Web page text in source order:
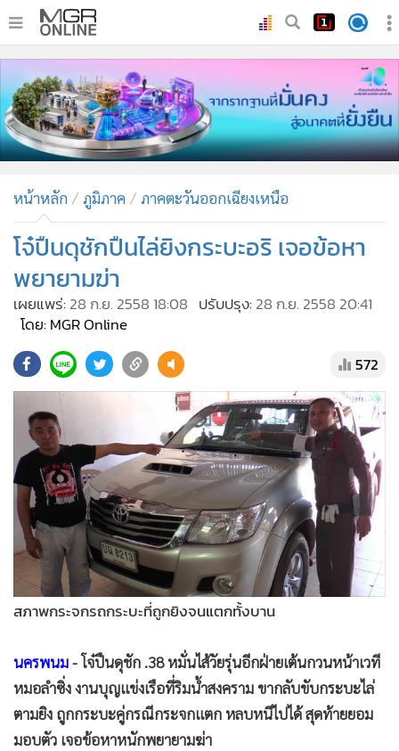
• ทันเหตุการณ์
• ภาคใต้
• ภูมิภาค
• บันเทิง
• ผู้จัดการรายวัน
• คอลัมนิสต์
• ละคร
CbizReview
• ผู้จัดกวน
Good health & Well-being
Green Innovation & SD
Management & HR
• MGR Live
• Infographic
การเมือง
ท่องเที่ยว
• กีฬา
• ต่างประเทศ
Special Scoop
เศรษฐกิจ-ธุรกิจ
จีน
ชุมชน-คุณภาพชีวิต
หน้าหลัก ภูมิภาค ภาคตะวันออกเฉียงเหนือ
โจ๋ปืนดุชักปืนไล่ยิงกระบะอริ เจอข้อหา
พยายามฆ่า
เผยแพร่: 28 ก.ย. 2558 18:08 ปรับปรุง: 28 ก.ย. 2558 20:41
โดย: MGR Online
572
สภาพกระจกรถกระบะที่ถูกยิงจนแตกทั้งบาน
นครพนม- โจ๋ปืนดุชัก .38 หมั่นไส้วัยรุ่นอีกฝ่ายเต้นกวนหน้าเวที
หมอลำซิ่ง งานบุญแข่งเรือที่ริมน้ำสงคราม ขากลับขับกระบะไล่
ตามยิง ถูกกระบะคู่กรณีกระจกแตก หลบหนีไปได้ สุดท้ายยอม
มอบตัว เจอข้อหาหนักพยายามฆ่า